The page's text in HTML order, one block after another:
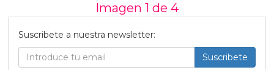
Imagen 1 de 4
Suscribete a nuestra newsletter:
Suscribete